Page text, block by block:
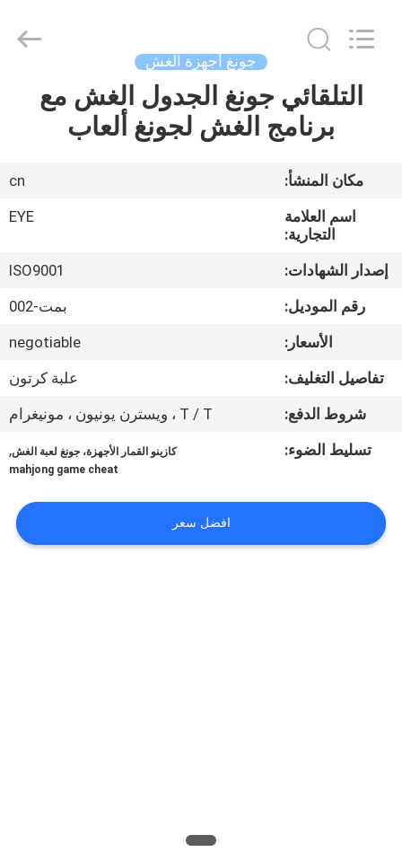
منزل
حول
جولة
ضبط
الجودة
اتصل
بنا
Center.
جونغ أجهزة الغش
التلقائي جونغ الجدول الغش مع
برنامج الغش لجونغ ألعاب
مكان المنشأ:
cn
اسم العلامة
التجارية:
EYE
إصدار الشهادات:
ISO9001
رقم الموديل:
بمت-002
الأسعار:
negotiable
تفاصيل التغليف:
علبة كرتون
شروط الدفع:
T / T ، ويسترن يونيون ، مونيغرام
تسليط الضوء:
كازينو القمار الأجهزة، جونغ لعبة الغش,
mahjong game cheat
افضل سعر